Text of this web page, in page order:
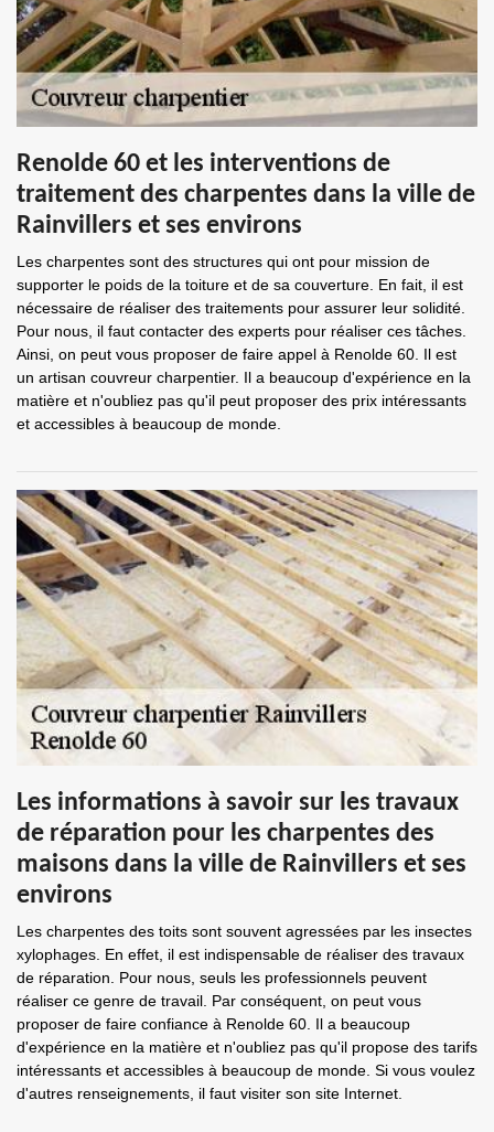
Renolde 60 et les interventions de
traitement des charpentes dans la ville de
Rainvillers et ses environs
Les charpentes sont des structures qui ont pour mission de
supporter le poids de la toiture et de sa couverture. En fait, il est
nécessaire de réaliser des traitements pour assurer leur solidité.
Pour nous, il faut contacter des experts pour réaliser ces tâches.
Ainsi, on peut vous proposer de faire appel à Renolde 60. Il est
un artisan couvreur charpentier. Il a beaucoup d'expérience en la
matière et n'oubliez pas qu'il peut proposer des prix intéressants
et accessibles à beaucoup de monde.
Les informations à savoir sur les travaux
de réparation pour les charpentes des
maisons dans la ville de Rainvillers et ses
environs
Les charpentes des toits sont souvent agressées par les insectes
xylophages. En effet, il est indispensable de réaliser des travaux
de réparation. Pour nous, seuls les professionnels peuvent
réaliser ce genre de travail. Par conséquent, on peut vous
proposer de faire confiance à Renolde 60. Il a beaucoup
d'expérience en la matière et n'oubliez pas qu'il propose des tarifs
intéressants et accessibles à beaucoup de monde. Si vous voulez
d'autres renseignements, il faut visiter son site Internet.